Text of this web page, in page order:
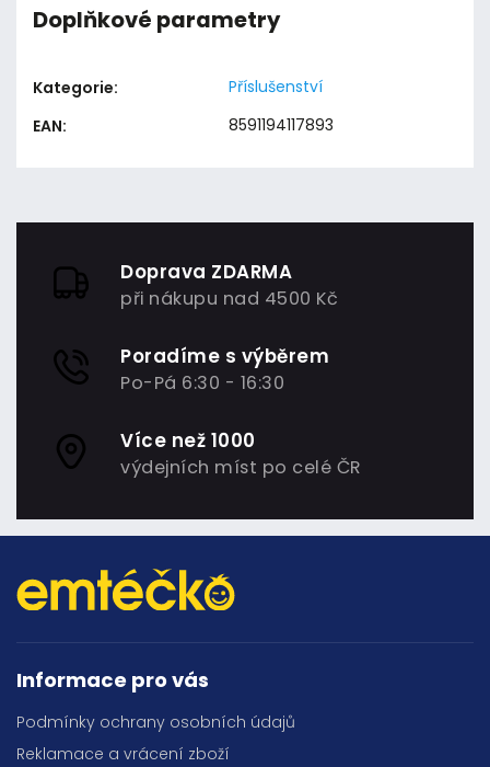
Doplňkové parametry
Kategorie:
Příslušenství
EAN: 8591194117893
Doprava ZDARMA
při nákupu nad 4500 Kč
Poradíme s výběrem
Po-Pá 6:30 - 16:30
Více než 1000
výdejních míst po celé ČR
Informace pro vás
Podmínky ochrany osobních údajů
Reklamace a vrácení zboží